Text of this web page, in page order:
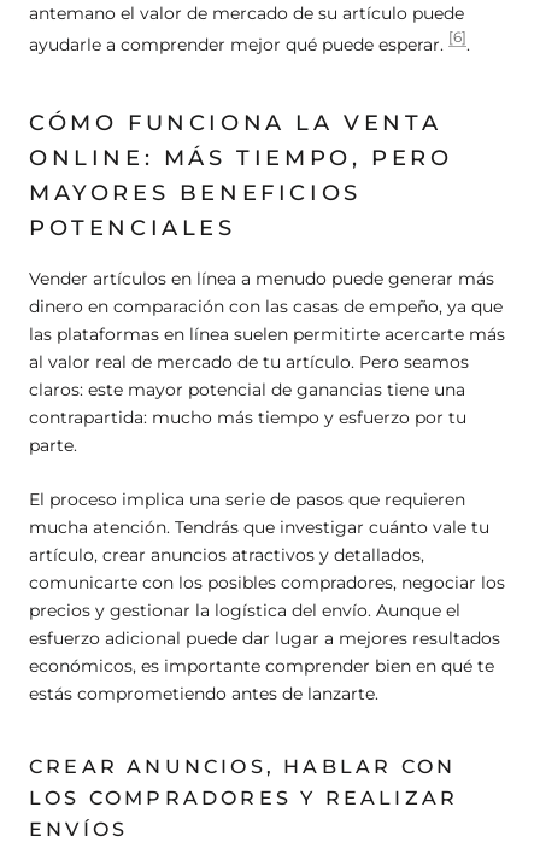
antemano el valor de mercado de su artículo puede
ayudarle a comprender mejor qué puede esperar. [6] .
CÓMO FUNCIONA LA VENTA
ONLINE: MÁS TIEMPO, PERO
MAYORES BENEFICIOS
POTENCIALES
Vender artículos en línea a menudo puede generar más
dinero en comparación con las casas de empeño, ya que
las plataformas en línea suelen permitirte acercarte más
al valor real de mercado de tu artículo. Pero seamos
claros: este mayor potencial de ganancias tiene una
contrapartida: mucho más tiempo y esfuerzo por tu
parte.
El proceso implica una serie de pasos que requieren
mucha atención. Tendrás que investigar cuánto vale tu
artículo, crear anuncios atractivos y detallados,
comunicarte con los posibles compradores, negociar los
precios y gestionar la logística del envío. Aunque el
esfuerzo adicional puede dar lugar a mejores resultados
económicos, es importante comprender bien en qué te
estás comprometiendo antes de lanzarte.
CREAR ANUNCIOS, HABLAR CON
LOS COMPRADORES Y REALIZAR
ENVÍOS